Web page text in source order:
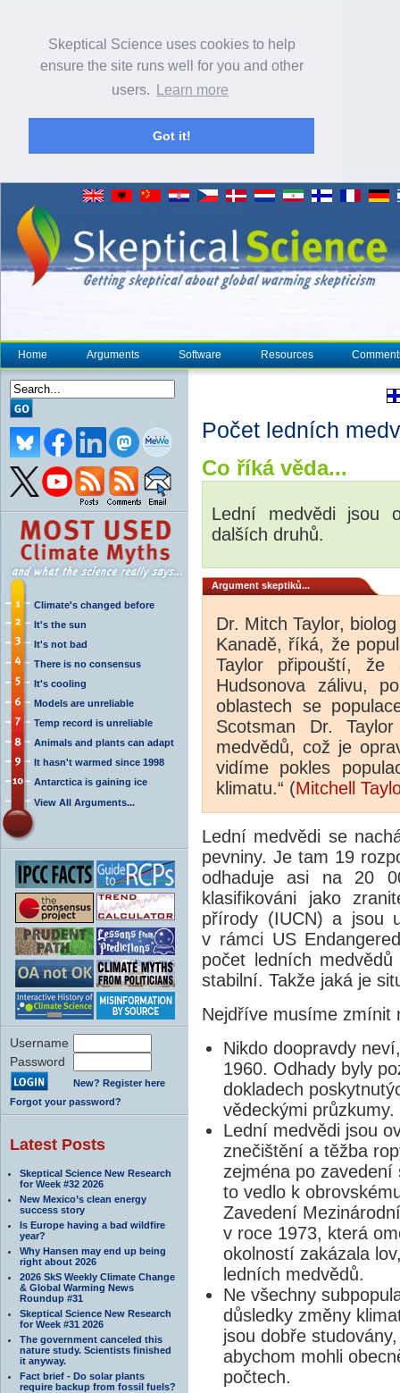
Skeptical Science uses cookies to help
ensure the site runs well for you and other
users.
Learn more
Got it!
Home Arguments Software Resources
Climate's changed before
It's the sun
It's not bad
There is no consensus
It's cooling
Models are unreliable
Temp record is unreliable
Animals and plants can adapt
It hasn't warmed since 1998
Antarctica is gaining ice
View All Arguments...
Username
Password
New? Register here
Forgot your password?
Latest Posts
Skeptical Science New Research
for Week #32 2026
New Mexico’s clean energy
success story
Is Europe having a bad wildfire
year?
Why Hansen may end up being
right about 2026
2026 SkS Weekly Climate Change
& Global Warming News
Roundup #31
Skeptical Science New Research
for Week #31 2026
The government canceled this
nature study. Scientists finished
it anyway.
Fact brief - Do solar plants
require backup from fossil fuels?
Počet ledních
Co říká věda...
Lední medvědi jsou
dalších druhů.
Argument skeptiků...
Dr. Mitch Taylor,
Kanadě, říká, že
Taylor připouští,
Hudsonova zálivu,
oblastech se
Scotsman Dr.
medvědů, což je
vidíme pokles
klimatu.“ (Mitchell
Lední medvědi se
pevniny. Je tam 19
odhaduje asi na 20
klasifikováni jako
přírody (IUCN) a jsou
v rámci US
počet ledních
stabilní. Takže jaká je
Nejdříve musíme zmínit
Nikdo doopravdy
1960. Odhady byly
dokladech
vědeckými průzkumy.
Lední medvědi jsou
znečištění a těžba
zejména po
to vedlo k
Zavedení
v roce 1973, která
okolností zakázala
ledních medvědů.
Ne všechny
důsledky změny
jsou dobře
abychom mohli
počtech.